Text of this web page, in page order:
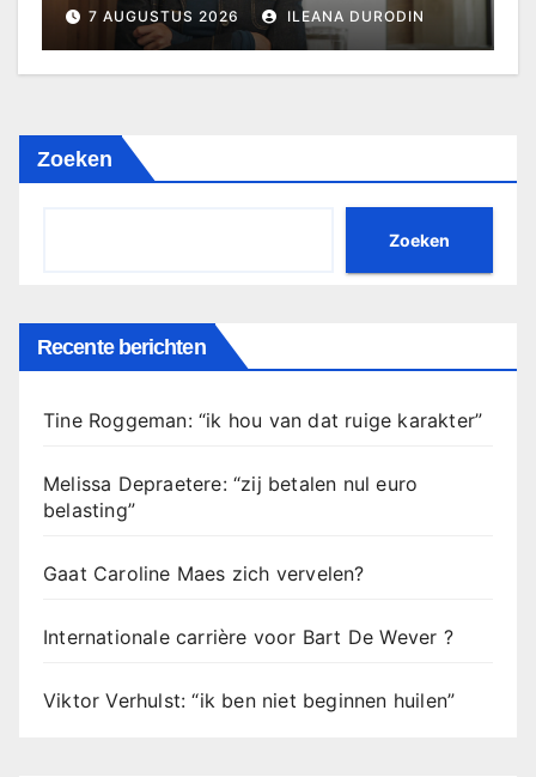
7 AUGUSTUS 2026 ILEANA DURODIN
Zoeken
Zoeken
Recente berichten
Tine Roggeman: “ik hou van dat ruige karakter”
Melissa Depraetere: “zij betalen nul euro
belasting”
Gaat Caroline Maes zich vervelen?
Internationale carrière voor Bart De Wever ?
Viktor Verhulst: “ik ben niet beginnen huilen”